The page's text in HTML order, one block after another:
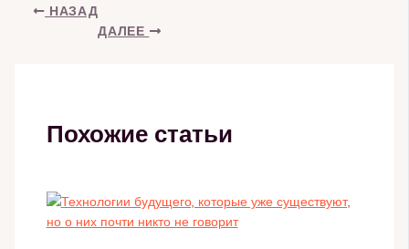
НАЗАД
ДАЛЕЕ
Похожие статьи